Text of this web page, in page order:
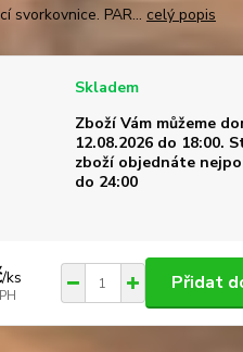
svorkovnice. PAR... celý popis
Skladem
Zboží Vám můžeme
12.08.2026 do 18:00.
zboží objednáte
do 24:00
/ks Přidat